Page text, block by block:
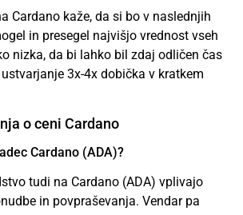
Cardano kaže, da si bo v naslednjih
in presegel najvišjo vrednost vseh
nizka, da bi lahko bil zdaj odličen čas
3x-4x dobička v kratkem
o ceni Cardano
Cardano (ADA)?
tudi na Cardano (ADA) vplivajo
in povpraševanja. Vendar pa